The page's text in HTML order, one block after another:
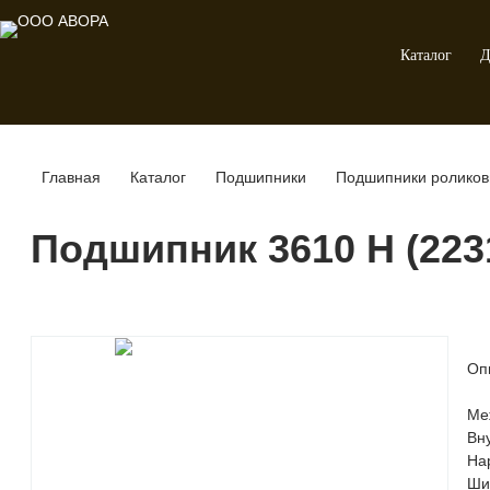
Каталог
Главная Каталог Подшипники Подшипники
Подшипник 3610 Н